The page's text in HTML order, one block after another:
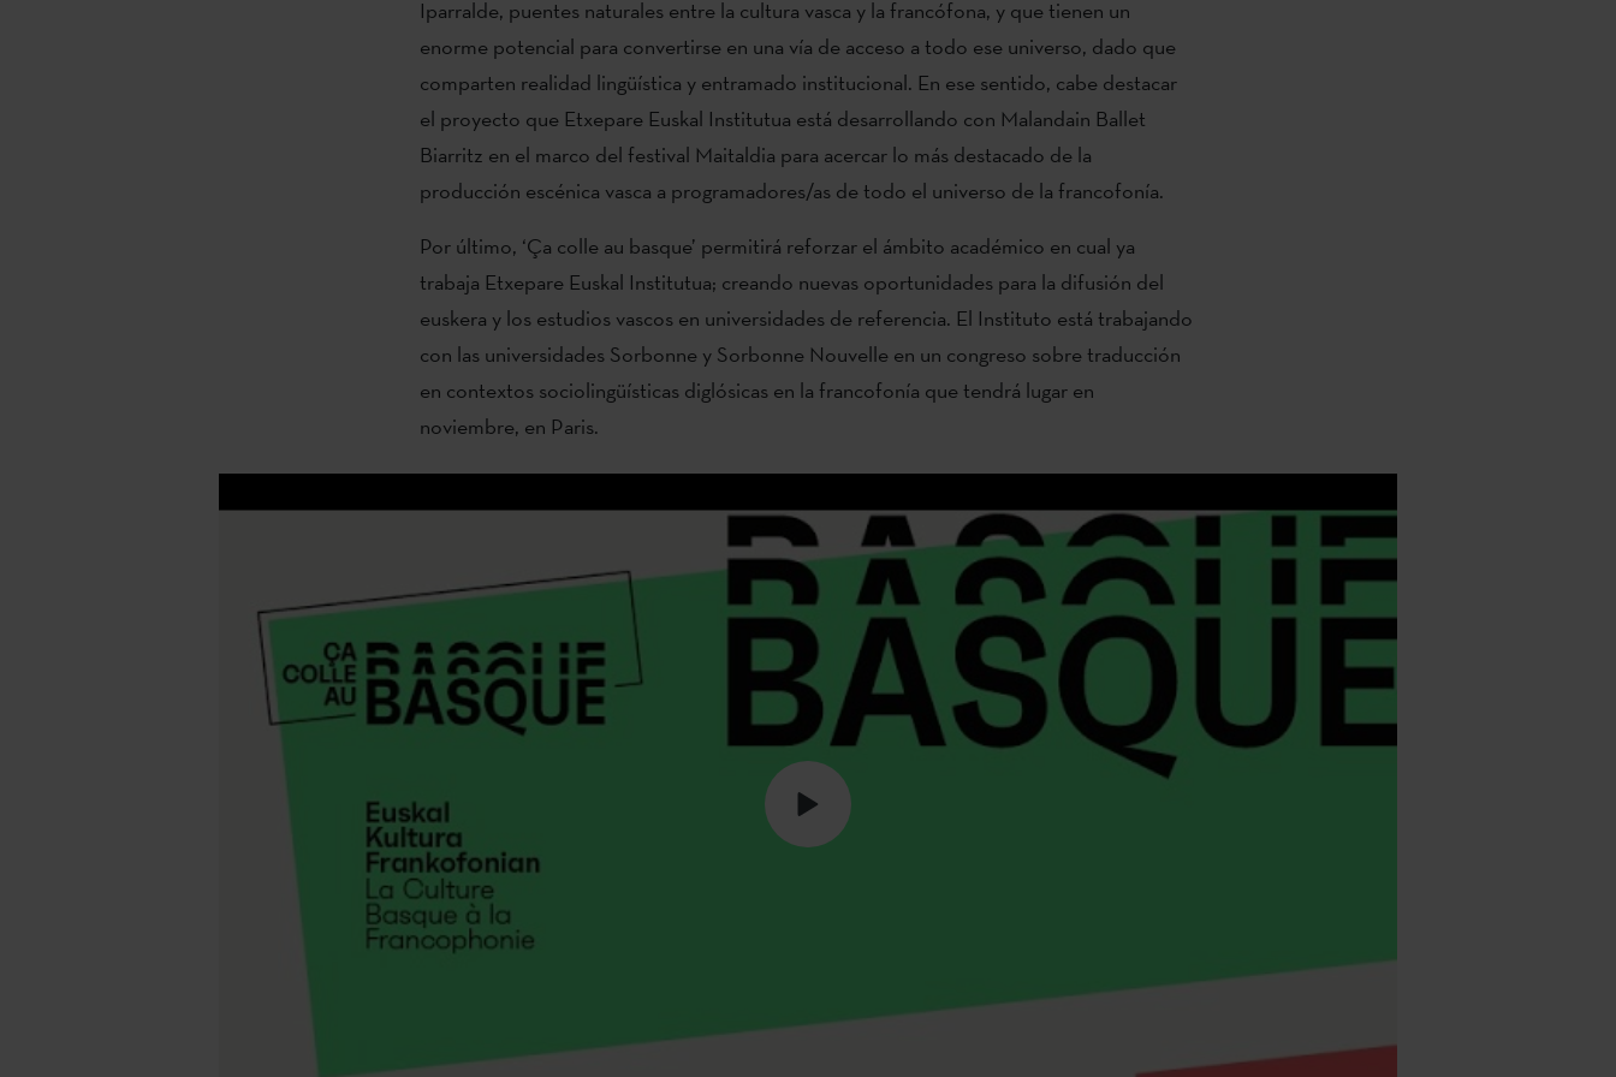
Iparralde, puentes naturales entre la cultura vasca y la francófona, y que tienen un
enorme potencial para convertirse en una vía de acceso a todo ese universo, dado que
comparten realidad lingüística y entramado institucional. En ese sentido, cabe destacar
el proyecto que Etxepare Euskal Institutua está desarrollando con Malandain Ballet
Biarritz en el marco del festival Maitaldia para acercar lo más destacado de la
producción escénica vasca a programadores/as de todo el universo de la francofonía.
Por último, ‘Ça colle au basque’ permitirá reforzar el ámbito académico en cual ya
trabaja Etxepare Euskal Institutua; creando nuevas oportunidades para la difusión del
euskera y los estudios vascos en universidades de referencia. El Instituto está trabajando
con las universidades Sorbonne y Sorbonne Nouvelle en un congreso sobre traducción
en contextos sociolingüísticas diglósicas en la francofonía que tendrá lugar en
noviembre, en Paris.